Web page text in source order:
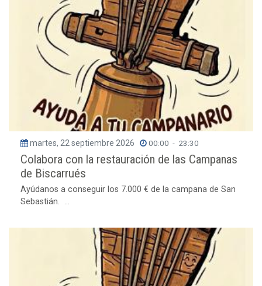
martes, 22 septiembre 2026 00:00 - 23:30
Colabora con la restauración de las Campanas
de Biscarrués
Ayúdanos a conseguir los 7.000 € de la campana de San
Sebastián. ...